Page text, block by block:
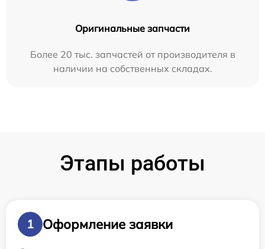
Оригинальные запчасти
Более 20 тыс. запчастей от производителя в
наличии на собственных складах.
Этапы работы
1
Оформление заявки